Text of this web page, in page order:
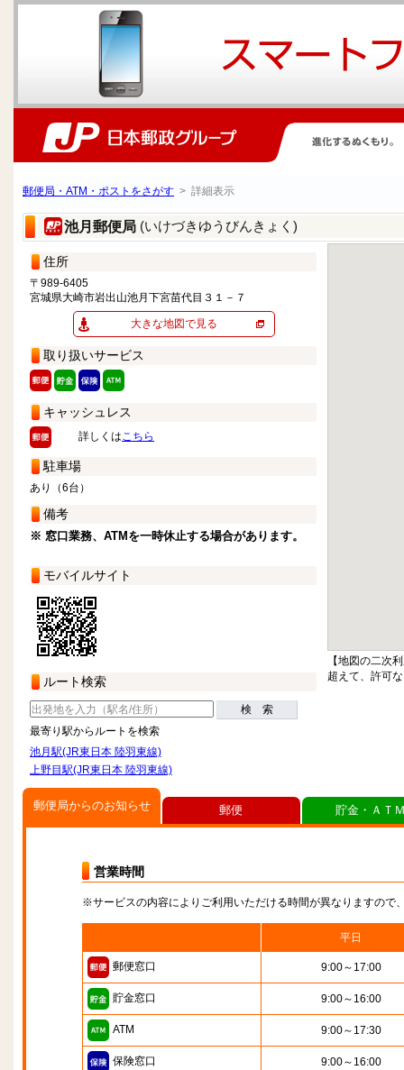
郵便局・ATM・ポストをさがす > 詳細表示
池月郵便局 (いけづきゆうびんきょく)
住所
〒989-6405
宮城県大崎市岩出山池月下宮苗代目３１－７
大きな地図で見る
取り扱いサービス
キャッシュレス
詳しくはこちら
駐車場
あり（6台）
備考
※ 窓口業務、ATMを一時休止する場合があります。
モバイルサイト
ルート検索
検 索
最寄り駅からルートを検索
池月駅(JR東日本 陸羽東線)
上野目駅(JR東日本 陸羽東線)
【地図の二次
超えて、許可
郵便局からのお知らせ
営業時間
※サービスの内容によりご利用いただける時間が異なりますので
平日
郵便窓口 9:00～17:00
貯金窓口 9:00～16:00
ATM 9:00～17:30
保険窓口 9:00～16:00
郵便 貯金・ＡＴ